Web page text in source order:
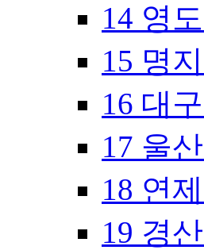
14 영
15 명
16 대
17 울
18 연
19 경